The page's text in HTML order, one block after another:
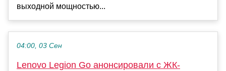
выходной мощностью...
04:00, 03 Сен
Lenovo Legion Go анонсировали с ЖК-